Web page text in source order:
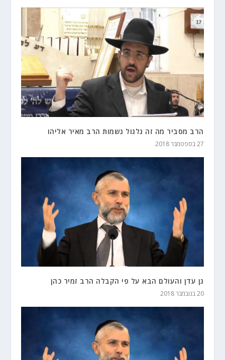
הרב מסביר מה זה גלגול נשמות הרב מאיר אליהו
27 בספטמבר 2018
גן עדן והעולם הבא על פי הקבלה הרב זמיר כהן
20 בנובמבר 2018